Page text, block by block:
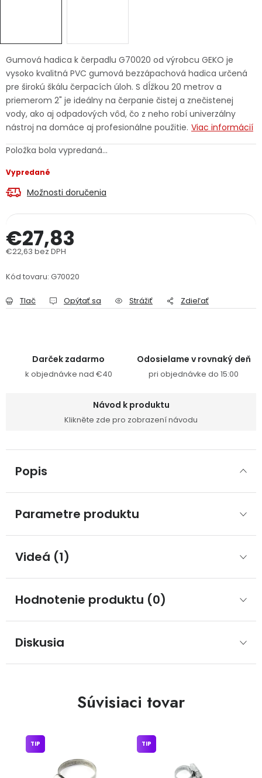
Doprava a platba Váš zákaznícky účet
Kontakty
PODPORA
Reklamačný formulár
Podmienky ochrany osobných údajov
Přihlášení
Gumová hadica k čerpadlu G70020 od výrobcu GEKO je
vysoko kvalitná PVC gumová bezzápachová hadica určená
pre širokú škálu čerpacích úloh. S dĺžkou 20 metrov a
priemerom 2" je ideálny na čerpanie čistej a znečistenej
vody, ako aj odpadových vôd, čo z neho robí univerzálny
nástroj na domáce aj profesionálne použitie. Viac informácií
Položka bola vypredaná…
Vypredané
Možnosti doručenia
€27,83
€22,63 bez DPH
Kód tovaru: G70020
Tlač Opýtať sa Strážiť Zdieľať
Darček zadarmo
k objednávke nad €40
Odosielame v rovnaký deň
pri objednávke do 15:00
Návod k produktu
Klikněte zde pro zobrazení návodu
Popis
Parametre produktu
Videá (1)
Hodnotenie produktu (0)
Diskusia
Súvisiaci tovar
TIP TIP